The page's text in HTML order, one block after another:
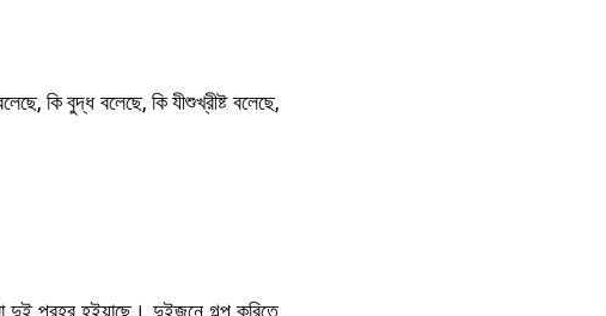
কি বুদ্ধ বলেছে, কি যীশুখ্রীষ্ট বলেছে,
দুই প্রহর হইয়াছে। দুইজনে গল্প করিতে